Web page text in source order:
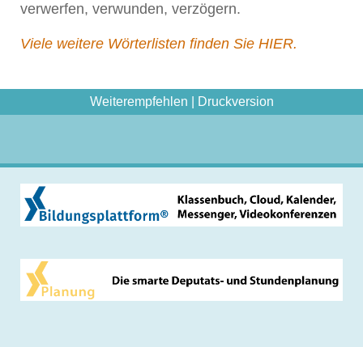
verwerfen, verwunden, verzögern.
Viele weitere Wörterlisten finden Sie HIER.
Weiterempfehlen Druckversion